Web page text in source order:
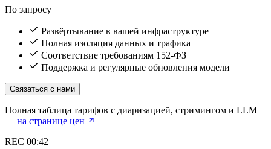
По запросу
Развёртывание в вашей инфраструктуре
Полная изоляция данных и трафика
Соответствие требованиям 152-ФЗ
Поддержка и регулярные обновления модели
Связаться с нами
Полная таблица тарифов с диаризацией, стримингом и LLM
— на странице цен
REC 00:42